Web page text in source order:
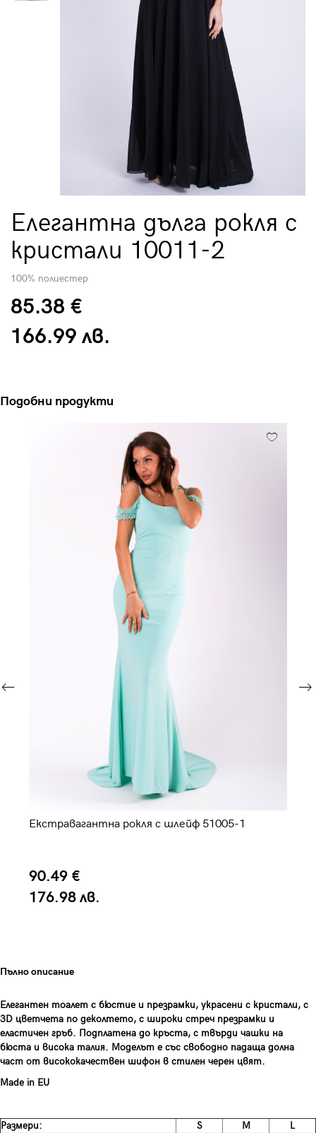
Елегантна дълга рокля с
кристали 10011-2
100% полиестер
85.38 €
166.99 лв.
Подобни продукти
Екстравагантна рокля с шлейф 51005-1
90.49 €
176.98 лв.
Пълно описание
Елегантен тоалет с бюстие и презрамки, украсени с кристали, с
3D цветчета по деколтето, с широки стреч презрамки и
еластичен гръб. Подплатена до кръста, с твърди чашки на
бюста и висока талия. Моделът е със свободно падаща долна
част от висококачествен шифон в стилен черен цвят.
Made in EU
Размери: S M
L